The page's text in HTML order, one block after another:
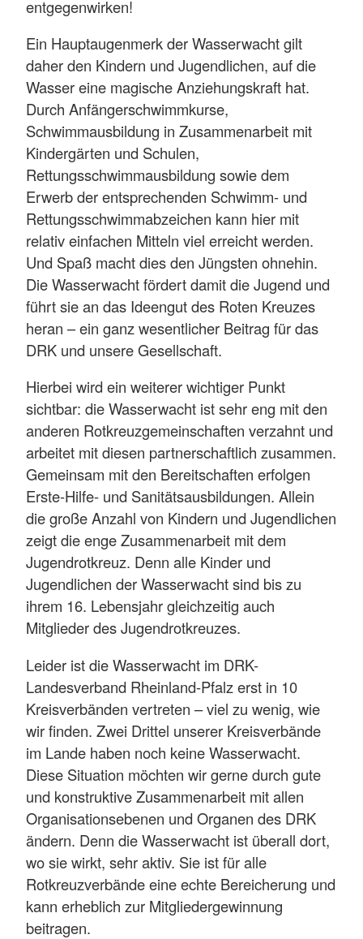
entgegenwirken!
Ein Hauptaugenmerk der Wasserwacht gilt
daher den Kindern und Jugendlichen, auf die
Wasser eine magische Anziehungskraft hat.
Durch Anfängerschwimmkurse,
Schwimmausbildung in Zusammenarbeit mit
Kindergärten und Schulen,
Rettungsschwimmausbildung sowie dem
Erwerb der entsprechenden Schwimm- und
Rettungsschwimmabzeichen kann hier mit
relativ einfachen Mitteln viel erreicht werden.
Und Spaß macht dies den Jüngsten ohnehin.
Die Wasserwacht fördert damit die Jugend und
führt sie an das Ideengut des Roten Kreuzes
heran – ein ganz wesentlicher Beitrag für das
DRK und unsere Gesellschaft.
Hierbei wird ein weiterer wichtiger Punkt
sichtbar: die Wasserwacht ist sehr eng mit den
anderen Rotkreuzgemeinschaften verzahnt und
arbeitet mit diesen partnerschaftlich zusammen.
Gemeinsam mit den Bereitschaften erfolgen
Erste-Hilfe- und Sanitätsausbildungen. Allein
die große Anzahl von Kindern und Jugendlichen
zeigt die enge Zusammenarbeit mit dem
Jugendrotkreuz. Denn alle Kinder und
Jugendlichen der Wasserwacht sind bis zu
ihrem 16. Lebensjahr gleichzeitig auch
Mitglieder des Jugendrotkreuzes.
Leider ist die Wasserwacht im DRK-
Landesverband Rheinland-Pfalz erst in 10
Kreisverbänden vertreten – viel zu wenig, wie
wir finden. Zwei Drittel unserer Kreisverbände
im Lande haben noch keine Wasserwacht.
Diese Situation möchten wir gerne durch gute
und konstruktive Zusammenarbeit mit allen
Organisationsebenen und Organen des DRK
ändern. Denn die Wasserwacht ist überall dort,
wo sie wirkt, sehr aktiv. Sie ist für alle
Rotkreuzverbände eine echte Bereicherung und
kann erheblich zur Mitgliedergewinnung
beitragen.